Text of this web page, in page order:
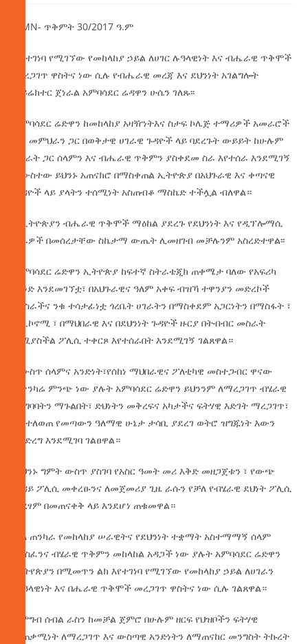
AMN- ጥቅምት 30/2017 ዓ.ም
እየተገነባ የሚገኘው የመከላከያ ኃይል ለሀገር ሉዓላዊነት እና ብሔራዊ ጥቅሞች
መረጋገጥ ዋስትና ነው ሲሉ የብሔራዊ መረጃ እና ደህንነት አገልግሎት
ዳይሬክተር ጀነራል አምባሳደር ሬዳዋን ሁሴን ገለጹ፡፡
አምባሳደር ሬድዋን ከመከላከያ አዛዥነትእና ስታፍ ኮሌጅ ተማሪዎች አመራሮች
እና መምህራን ጋር በወቅታዊ ሀገራዊ ጉዳዮች ላይ ባደረጉት ውይይት ከሁሉም
ሀገራት ጋር ሰላምን እና ብሔራዊ ጥቅምን ያስቀደመ ስራ እየተሰራ እንደሚገኝ
አውስተው ይህንኑ አጠናክሮ በማስቀጠል ኢትዮጵያ በአህጉራዊ እና ቀጣናዊ
ጉዳዮች ላይ ያላትን ተሰሚነት አስጠብቆ ማስኬድ ተችሏል ብለዋል።
የኢትዮጵያን ብሔራዊ ጥቅሞች ማዕከል ያደረጉ የደህንነት እና የዲፕሎማሲ
ስራዎች በመሰረታቸው ስኬታማ ውጤት ሊመዘገብ መቻሉንም አስረድተዋል፡፡
አምባሳደር ሬድዋን ኢትዮጵያ ከፍተኛ ስትራቴጂክ ጠቀሜታ ባለው የአፍሪካ
ቀንድ እንደመገኘቷ፣ በአህጉራዊና ዓለም አቀፍ ብዝኻ ተዋንያን መድረኮች
መስራችና ንቁ ተሳታፊነቷ ጎረቤት ሀገራትን በማስቀደም አጋርነትን በማስፋት ፣
በኢኮኖሚ ፣ በማህበራዊ እና በደህንነት ጉዳዮች ዙርያ በትብብር መስራት
የሚያስችል ፖሊሲ ተቀርጾ እየተሰራበት እንደሚገኝ ገልጸዋል።
የውስጥ ሰላምና አንድነት፣የሰከነ ማህበራዊና ፖለቲካዊ መስተጋብር ዋናው
የጥንካሬ ምንጭ ነው ያሉት አምባሳደር ሬድዋን ይህንንም ለማረጋገጥ ብሄራዊ
መግባባትን ማጉልበት፣ ድህነትን መቅረፍና አካታችና ፍትሃዊ እድገት ማረጋገጥ፣
እየተለወጠ የመጣውን ዓለማዊ ሁኔታ ታሳቢ ያደረገ ወትሮ ዝግጁነት እውን
ማድረግ እንደሚገባ ገልፀዋል።
ይህንኑ ግምት ውስጥ ያስገባ የአስር ዓመት መሪ እቅድ መዘጋጀቱን ፣ የውጭ
ጉዳይ ፖሊሲ መቀረፁንና ለመጀመሪያ ጊዜ ራሱን የቻለ የብሄራዊ ደህነት ፖሊሲ
ቀረፃም በመጠናቀቅ ላይ እንደሆነ ጠቁመዋል።
ያለ ጠንካራ የመከላከያ ሠራዊትና የደህንነት ተቋማት አስተማማኝ ሰላም
ማስፈንና ብሄራዊ ጥቅምን መከላከል አዳጋች ነው ያሉት አምባሳደር ሬድዋን
ኢትየጵያን በሚመጥን ልክ እየተገነባ የሚገኘው የመከላከያ ኃይል ለሀገራን
ሉዓላዊነት እና በሔራዊ ጥቅሞች መረጋገጥ ዋስትና ነው ሲሉ ገልጸዋል።
በምግብ ሰብል ራስን ከመቻል ጀምሮ በሁሉም ዘርፍ የህዝቦችን ፍትሃዊ
ተጠቃሚነት ለማረጋገጥ እና ውስጣዊ አንድነትን ለማጠናከር መንግስት ትኩረት